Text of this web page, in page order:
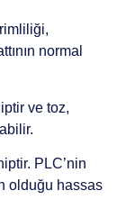
normal
ve toz,
PLC’nin
olduğu hassas